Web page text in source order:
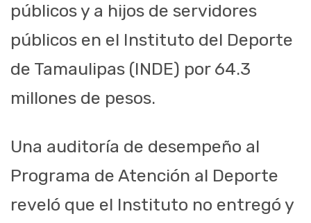
públicos y a hijos de servidores
públicos en el Instituto del Deporte
de Tamaulipas (INDE) por 64.3
millones de pesos.
Una auditoría de desempeño al
Programa de Atención al Deporte
reveló que el Instituto no entregó y